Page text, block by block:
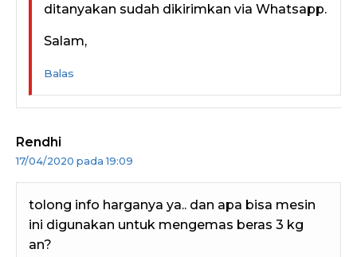
ditanyakan sudah dikirimkan via Whatsapp.
Salam,
Balas
Rendhi
17/04/2020 pada 19:09
tolong info harganya ya.. dan apa bisa mesin
ini digunakan untuk mengemas beras 3 kg
an?